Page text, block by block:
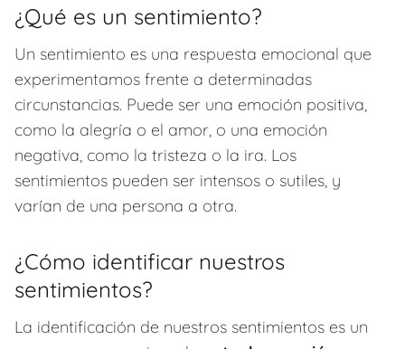
¿Qué es un sentimiento?
Un sentimiento es una respuesta emocional que
experimentamos frente a determinadas
circunstancias. Puede ser una emoción positiva,
como la alegría o el amor, o una emoción
negativa, como la tristeza o la ira. Los
sentimientos pueden ser intensos o sutiles, y
varían de una persona a otra.
¿Cómo identificar nuestros
sentimientos?
La identificación de nuestros sentimientos es un